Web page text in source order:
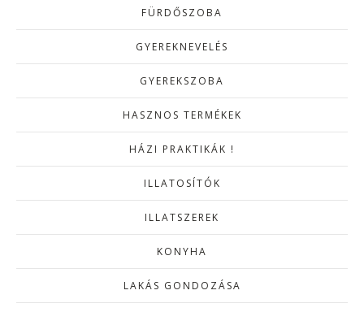
FÜRDŐSZOBA
GYEREKNEVELÉS
GYEREKSZOBA
HASZNOS TERMÉKEK
HÁZI PRAKTIKÁK !
ILLATOSÍTÓK
ILLATSZEREK
KONYHA
LAKÁS GONDOZÁSA